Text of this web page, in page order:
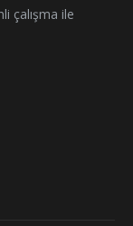
çalışma ile